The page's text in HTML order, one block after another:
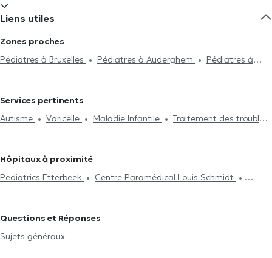
Liens utiles
Zones proches
Pédiatres à Bruxelles
Pédiatres à Auderghem
Pédiatres à
Noode
Pédiatres à Forest
Pédiatres à Kraainem
Pédiatres à Molenbeek-Saint-Jean
Pédiatres à Laeken
Pédiatres à Ganshoren
Braine-L'Alleud
Pédiatres à Rixensart
Services pertinents
Autisme
Varicelle Maladie Infantile
Traitement des troubles
Hôpitaux à proximité
Pediatrics Etterbeek
Centre Paramédical Louis Schmidt
Saint-Michel
Cabinets médicaux Boulaares
Etterbeek - Centre de périnatalité
Questions et Réponses
Sujets généraux